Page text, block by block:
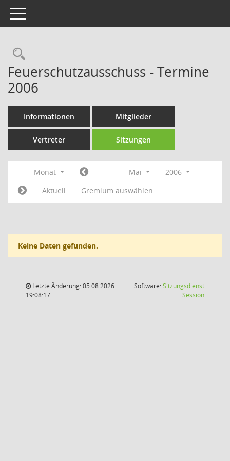
Toggle navigation
Rechercheauswahl
Feuerschutzausschuss - Termine
2006
Informationen Mitglieder
Vertreter Sitzungen
Monat Mai
2006
Aktuell
Gremium auswählen
Keine Daten gefunden.
Letzte Änderung: 05.08.2026
19:08:17
Software:Sitzungsdienst
Session(Wird in